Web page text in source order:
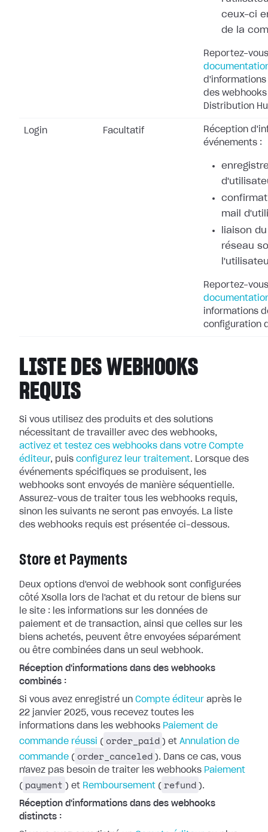
ceux-ci
de la
Reportez-
des
Distribution
Login Facultatif
Réception
événements :
mail
liaison
réseau
Reportez-
informations
configuration
LISTE DES WEBHOOKS
REQUIS
Si vous utilisez des produits et des solutions
nécessitant de travailler avec des webhooks,
activez et testez ces webhooks dans votre Compte
éditeur, puis configurez leur traitement. Lorsque des
événements spécifiques se produisent, les
webhooks sont envoyés de manière séquentielle.
Assurez-vous de traiter tous les webhooks requis,
sinon les suivants ne seront pas envoyés. La liste
des webhooks requis est présentée ci-dessous.
Store et Payments
Deux options d'envoi de webhook sont configurées
côté Xsolla lors de l'achat et du retour de biens sur
le site : les informations sur les données de
paiement et de transaction, ainsi que celles sur les
biens achetés, peuvent être envoyées séparément
ou être combinées dans un seul webhook.
Réception d'informations dans des webhooks
combinés :
Si vous avez enregistré un Compte éditeur après le
22 janvier 2025, vous recevez toutes les
informations dans les webhooks Paiement de
commande réussi
( order_paid ) et Annulation de
commande ( order_canceled ). Dans ce cas, vous
n'avez pas besoin de traiter les webhooks Paiement
( payment ) et Remboursement ( refund ).
Réception d'informations dans des webhooks
distincts :